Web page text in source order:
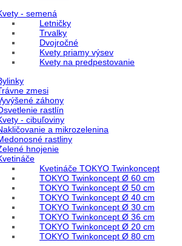
- semená
Letničky
Trvalky
Dvojročné
Kvety priamy výsev
Kvety na predpestovanie
zmesi
záhony
rastlín
- cibuľoviny
a mikrozelenina
rastliny
hnojenie
Kvetináče TOKYO Twinkoncept
TOKYO Twinkoncept Ø 60 cm
TOKYO Twinkoncept Ø 50 cm
TOKYO Twinkoncept Ø 40 cm
TOKYO Twinkoncept Ø 30 cm
TOKYO Twinkoncept Ø 36 cm
TOKYO Twinkoncept Ø 20 cm
TOKYO Twinkoncept Ø 80 cm